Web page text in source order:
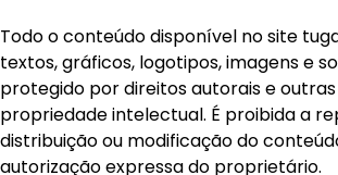
Todo o conteúdo disponível no site
textos, gráficos, logotipos, imagens e
protegido por direitos autorais e outras
propriedade intelectual. É proibida a
distribuição ou modificação do
autorização expressa do proprietário.